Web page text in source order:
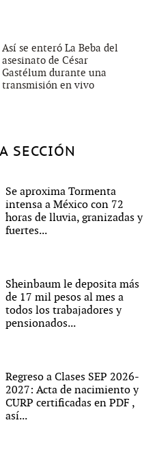
Así se enteró La Beba del
asesinato de César
Gastélum durante una
transmisión en vivo
SECCIÓN
Se aproxima Tormenta
intensa a México con 72
horas de lluvia, granizadas y
fuertes...
Sheinbaum le deposita más
de 17 mil pesos al mes a
todos los trabajadores y
pensionados...
Regreso a Clases SEP 2026-
2027: Acta de nacimiento y
CURP certificadas en PDF ,
así...